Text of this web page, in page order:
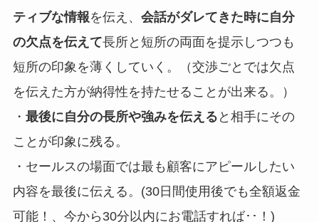
ティブな情報を伝え、 会話がダレてきた時に自分
の欠点を伝えて長所と短所の両面を提示しつつも
短所の印象を薄くしていく。（交渉ごとでは欠点
を伝えた方が納得性を持たせることが出来る。）
・ 最後に自分の長所や強みを伝える と相手にその
ことが印象に残る。
・セールスの場面では最も顧客にアピールしたい
内容を最後に伝える。(30日間使用後でも全額返金
可能！、今から30分以内にお電話すれば･･！)